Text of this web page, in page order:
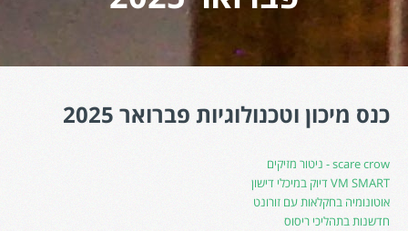
כנס מיכון וטכנולוגיות פברואר 2025
scare crow - ניטור מזיקים
VM SMART דיוק במיכלי דישון
אוטונומיה בחקלאות עם זורונט
חדשנות בתהליכי ריסוס